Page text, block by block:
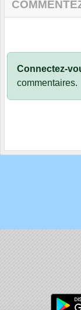
Connectez-
commentaires.